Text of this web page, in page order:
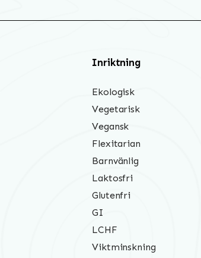
Inriktning
Ekologisk
Vegetarisk
Vegansk
Flexitarian
Barnvänlig
Laktosfri
Glutenfri
GI
LCHF
Viktminskning